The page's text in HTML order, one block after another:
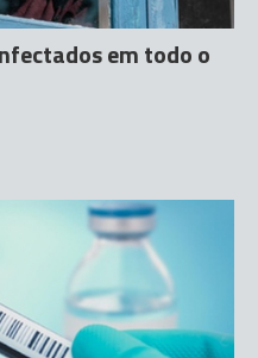
em todo o